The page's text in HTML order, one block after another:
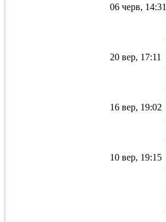
06 черв, 14:31
20 вер, 17:11
16 вер, 19:02
10 вер, 19:15